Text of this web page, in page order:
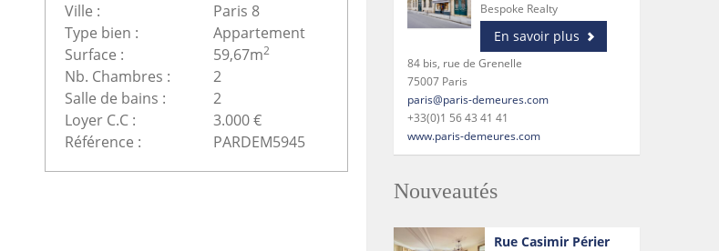
Ville :
Paris 8
Type bien :
Appartement
Surface :
59,67m2
Nb. Chambres :
2
Salle de bains :
2
Loyer C.C :
3.000 €
Référence :
PARDEM5945
Bespoke Realty
En savoir plus
84 bis, rue de Grenelle
75007 Paris
paris@paris-demeures.com
+33(0)1 56 43 41 41
www.paris-demeures.com
Nouveautés
Rue Casimir Périer